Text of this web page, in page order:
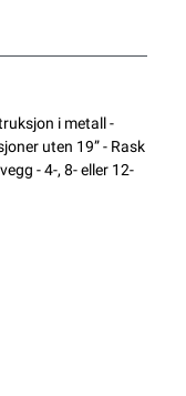
i metall -
uten 19” - Rask
- 4-, 8- eller 12-